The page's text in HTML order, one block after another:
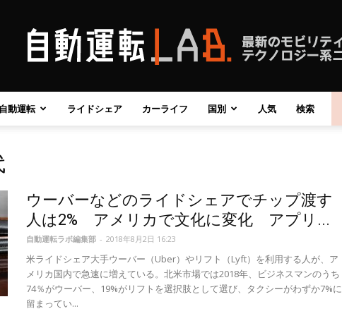
自
動
運
自動運転 ライドシェア カーライフ 国別 人気 検索
ウーバーなどのライドシェアでチップ渡す
人は2% アメリカで文化に変化 アプリ...
自動運転ラボ編集部 - 2018年8月2日 16:23
米ライドシェア大手ウーバー（Uber）やリフト（Lyft）を利用する人が、ア
メリカ国内で急速に増えている。北米市場では2018年、ビジネスマンのうち
74％がウーバー、19%がリフトを選択肢として選び、タクシーがわずか7%に
留まってい...